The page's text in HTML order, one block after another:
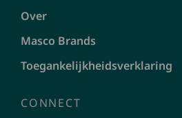
Over
Masco Brands
Toegankelijkheidsverklaring
CONNECT